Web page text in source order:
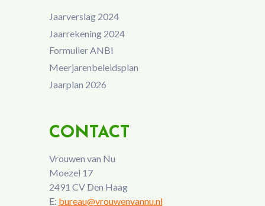
Jaarverslag 2024
Jaarrekening 2024
Formulier ANBI
Meerjarenbeleidsplan
Jaarplan 2026
CONTACT
Vrouwen van Nu
Moezel 17
2491 CV Den Haag
E: bureau@vrouwenvannu.nl